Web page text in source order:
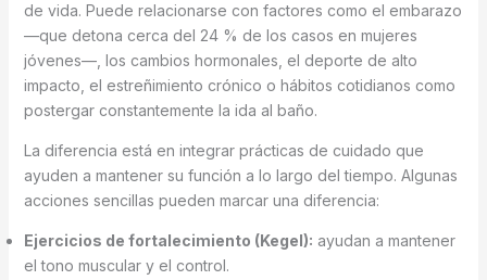
de vida. Puede relacionarse con factores como el embarazo
—que detona cerca del 24 % de los casos en mujeres
jóvenes—, los cambios hormonales, el deporte de alto
impacto, el estreñimiento crónico o hábitos cotidianos como
postergar constantemente la ida al baño.
La diferencia está en integrar prácticas de cuidado que
ayuden a mantener su función a lo largo del tiempo. Algunas
acciones sencillas pueden marcar una diferencia:
Ejercicios de fortalecimiento (Kegel): ayudan a mantener
el tono muscular y el control.